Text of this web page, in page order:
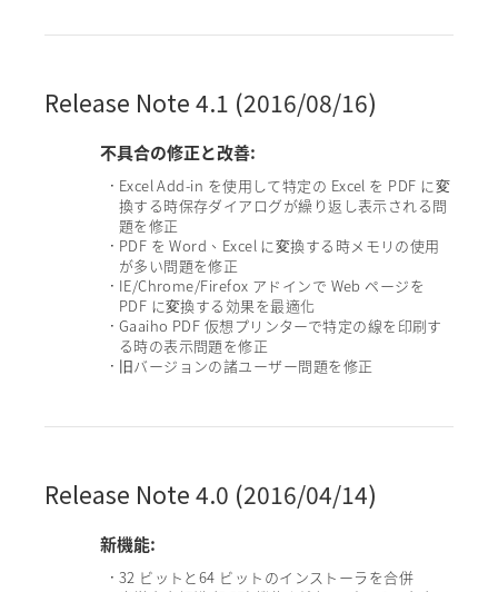
Release Note 4.1 (2016/08/16)
不具合の修正と改善:
• Excel Add-in を使用して特定の Excel を PDF に変
換する時保存ダイアログが繰り返し表示される問
題を修正
• PDF を Word、Excel に変換する時メモリの使用
が多い問題を修正
• IE/Chrome/Firefox アドインで Web ページを
PDF に変換する効果を最適化
• Gaaiho PDF 仮想プリンターで特定の線を印刷す
る時の表示問題を修正
• 旧バージョンの諸ユーザー問題を修正
Release Note 4.0 (2016/04/14)
新機能:
• 32 ビットと64 ビットのインストーラを合併